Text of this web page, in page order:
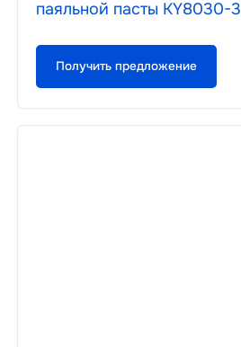
паяльной пасты KY8030-3
Получить предложение